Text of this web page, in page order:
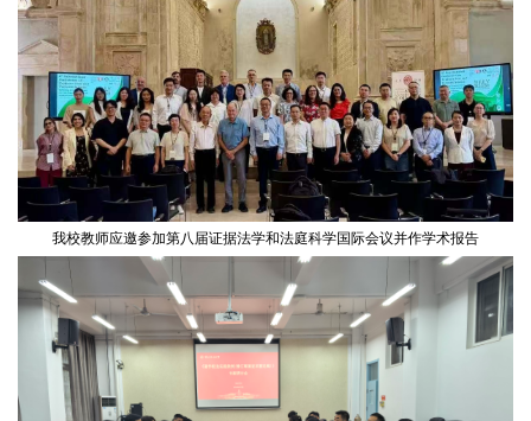
我校教师应邀参加第八届证据法学和法庭科学国际会议并作学术报告